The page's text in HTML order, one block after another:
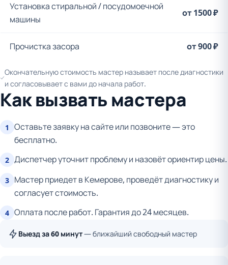
Установка стиральной / посудомоечной
машины
от 1500 ₽
Прочистка засора от 900 ₽
Окончательную стоимость мастер называет после диагностики
и согласовывает с вами до начала работ.
Как вызвать мастера
1
Оставьте заявку на сайте или позвоните — это
бесплатно.
2 Диспетчер уточнит проблему и назовёт ориентир цены.
3 Мастер приедет в Кемерове, проведёт диагностику и
согласует стоимость.
4 Оплата после работ. Гарантия до 24 месяцев.
Выезд за 60 минут— ближайший свободный мастер